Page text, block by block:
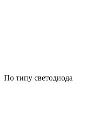
По типу светодиода